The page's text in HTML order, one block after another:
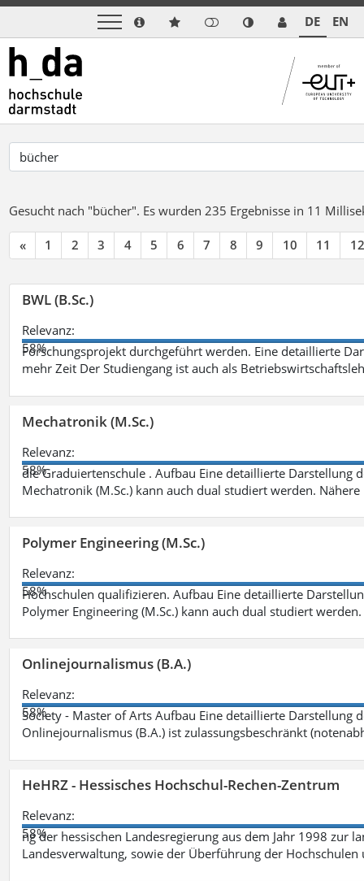
DE EN
Gesucht nach "bücher". Es wurden 235 Ergebnisse in 11
« 1 2 3 4 5 6 7 8 9 10 11 12
BWL (B.Sc.)
Relevanz:
58%
Forschungsprojekt durchgeführt werden. Eine detaillierte
mehr Zeit Der Studiengang ist auch als
Mechatronik (M.Sc.)
Relevanz:
58%
die Graduiertenschule . Aufbau Eine detaillierte Darstellung
Mechatronik (M.Sc.) kann auch dual studiert werden.
Polymer Engineering (M.Sc.)
Relevanz:
58%
Hochschulen qualifizieren. Aufbau Eine detaillierte
Polymer Engineering (M.Sc.) kann auch dual studiert
Onlinejournalismus (B.A.)
Relevanz:
58%
Society - Master of Arts Aufbau Eine detaillierte Darstellung
Onlinejournalismus (B.A.) ist zulassungsbeschränkt
HeHRZ - Hessisches Hochschul-Rechen-Zentrum
Relevanz:
58%
ng der hessischen Landesregierung aus dem Jahr 1998 zur
Landesverwaltung, sowie der Überführung der